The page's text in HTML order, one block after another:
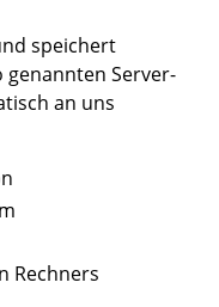
speichert
Server-
an uns
Rechners